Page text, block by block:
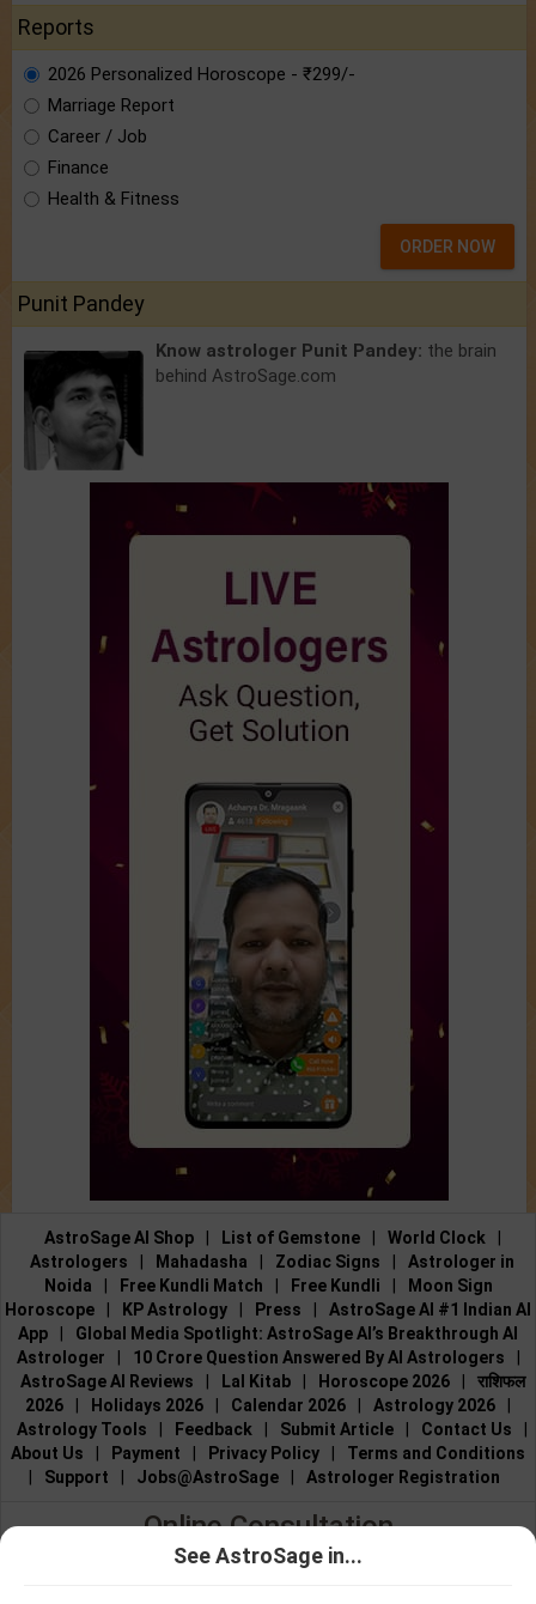
Reports
2026 Personalized Horoscope - ₹299/-
Marriage Report
Career / Job
Finance
Health & Fitness
ORDER NOW
Punit Pandey
Know astrologer Punit Pandey: the brain
behind AstroSage.com
AstroSage AI Shop List of Gemstone World Clock
Astrologers
Mahadasha Zodiac Signs
Astrologer in
Noida
Free Kundli Match Free Kundli
Moon Sign
Horoscope
KP Astrology Press
AstroSage AI #1 Indian AI
App
Global Media Spotlight: AstroSage AI’s Breakthrough AI
Astrologer
10 Crore Question Answered By AI Astrologers
AstroSage AI Reviews
Lal Kitab Horoscope 2026
राशिफल
2026
Holidays 2026 Calendar 2026 Astrology 2026
Astrology Tools
Feedback Submit Article Contact Us
About Us
Payment Privacy Policy
Terms and Conditions
Support Jobs@AstroSage Astrologer Registration
Online Consultation
Talk to Astrologers|Chat with Astrologer
See AstroSage in...